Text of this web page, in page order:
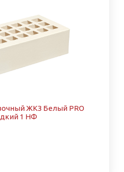
ЖКЗ Белый PRO
1 НФ